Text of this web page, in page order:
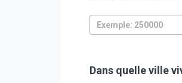
Dans quelle ville